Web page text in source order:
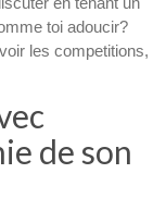
toi adoucir?
les competitions,
de son